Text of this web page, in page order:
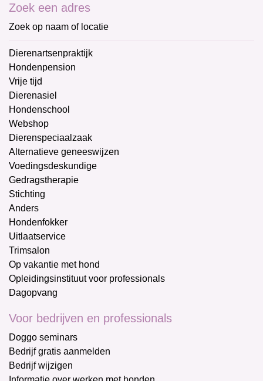
Zoek een adres
Zoek op naam of locatie
Dierenartsenpraktijk
Hondenpension
Vrije tijd
Dierenasiel
Hondenschool
Webshop
Dierenspeciaalzaak
Alternatieve geneeswijzen
Voedingsdeskundige
Gedragstherapie
Stichting
Anders
Hondenfokker
Uitlaatservice
Trimsalon
Op vakantie met hond
Opleidingsinstituut voor professionals
Dagopvang
Voor bedrijven en professionals
Doggo seminars
Bedrijf gratis aanmelden
Bedrijf wijzigen